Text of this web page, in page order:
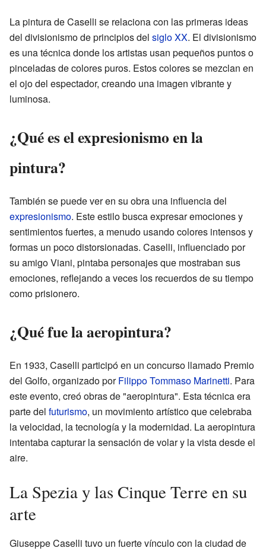
La pintura de Caselli se relaciona con las primeras ideas
del divisionismo de principios del siglo XX. El divisionismo
es una técnica donde los artistas usan pequeños puntos o
pinceladas de colores puros. Estos colores se mezclan en
el ojo del espectador, creando una imagen vibrante y
luminosa.
¿Qué es el expresionismo en la
pintura?
También se puede ver en su obra una influencia del
expresionismo. Este estilo busca expresar emociones y
sentimientos fuertes, a menudo usando colores intensos y
formas un poco distorsionadas. Caselli, influenciado por
su amigo Viani, pintaba personajes que mostraban sus
emociones, reflejando a veces los recuerdos de su tiempo
como prisionero.
¿Qué fue la aeropintura?
En 1933, Caselli participó en un concurso llamado Premio
del Golfo, organizado porFilippo Tommaso Marinetti. Para
este evento, creó obras de "aeropintura". Esta técnica era
parte del futurismo, un movimiento artístico que celebraba
la velocidad, la tecnología y la modernidad. La aeropintura
intentaba capturar la sensación de volar y la vista desde el
aire.
La Spezia y las Cinque Terre en su
arte
Giuseppe Caselli tuvo un fuerte vínculo con la ciudad de